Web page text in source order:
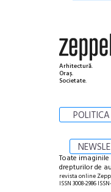
Arhitectură.
Oraș.
Societate.
Toate imaginile
drepturilor de
revista online
ISSN 3008-2986